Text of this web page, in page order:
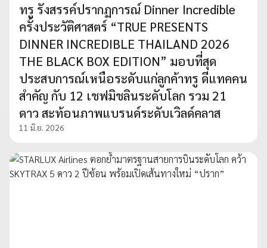
ทรู รังสรรค์ปรากฏการณ์ Dinner Incredible
ครั้งประวัติศาสตร์ “TRUE PRESENTS
DINNER INCREDIBLE THAILAND 2026
THE BLACK BOX EDITION” มอบที่สุด
ประสบการณ์เหนือระดับแก่ลูกค้าทรู ดีแทคคน
สำคัญ กับ 12 เชฟมิชลินระดับโลก รวม 21
ดาว สะท้อนภาพแบรนด์ระดับเวิลด์คลาส
11 มิ.ย. 2026